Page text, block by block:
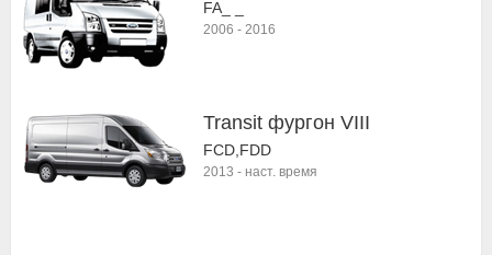
FA_ _
2006 - 2016
Transit фургон VIII
FCD,FDD
2013 - наст. время